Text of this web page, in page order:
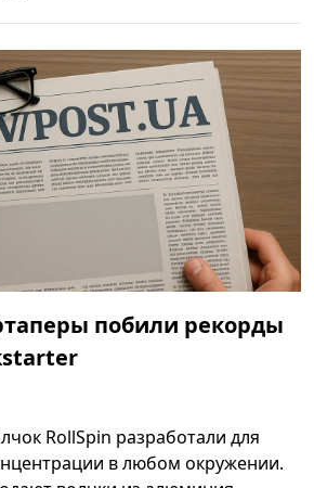
побили рекорды
RollSpin разработали для
в любом окружении.